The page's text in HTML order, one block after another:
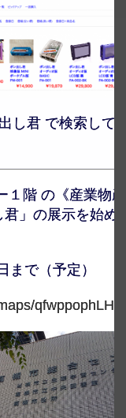
し君 で検索して
１階 の《産業物
」の展示を始め
で（予定）